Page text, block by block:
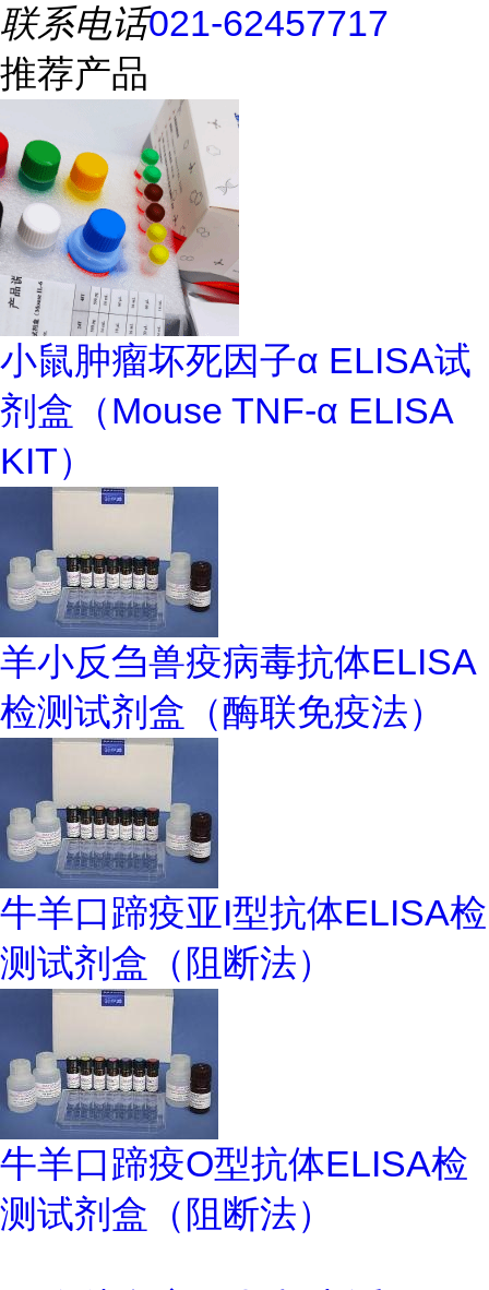
联系电话021-62457717
推荐产品
小鼠肿瘤坏死因子α ELISA试
剂盒（Mouse TNF-α ELISA
KIT）
羊小反刍兽疫病毒抗体ELISA
检测试剂盒（酶联免疫法）
牛羊口蹄疫亚I型抗体ELISA检
测试剂盒（阻断法）
牛羊口蹄疫O型抗体ELISA检
测试剂盒（阻断法）